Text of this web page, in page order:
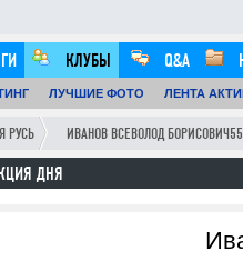
КЛУБЫ Q&A
ЛУЧШИЕ ФОТО ЛЕНТА
РУСЬ ИВАНОВ ВСЕВОЛОД БОРИСОВИЧ55
ДНЯ